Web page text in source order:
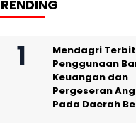
Mendagri
Penggunaan
Keuangan dan
Pergeseran
Pada Daerah